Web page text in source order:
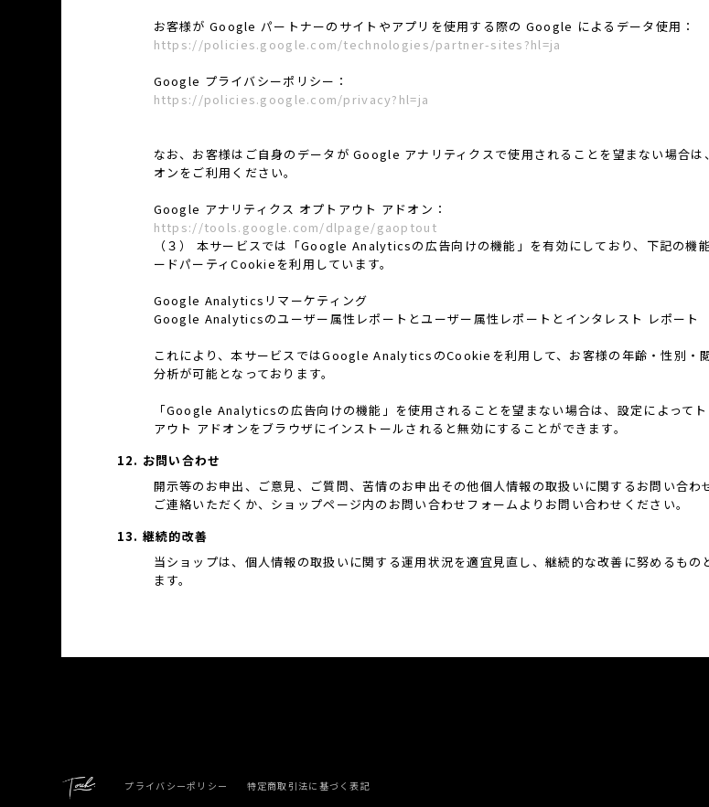
お客様が Google パートナーのサイトやアプリを使用する際の Google によるデータ使用：
https://policies.google.com/technologies/partner-sites?hl=ja
Google プライバシーポリシー：
https://policies.google.com/privacy?hl=ja
なお、お客様はご自身のデータが Google アナリティクスで使用されることを望まない場合
オンをご利用ください。
Google アナリティクス オプトアウト アドオン：
https://tools.google.com/dlpage/gaoptout
（３） 本サービスでは「Google Analyticsの広告向けの機能」を有効にしており、下記の
ードパーティCookieを利用しています。
Google Analyticsリマーケティング
Google Analyticsのユーザー属性レポートとユーザー属性レポートとインタレスト レポート
これにより、本サービスではGoogle AnalyticsのCookieを利用して、お客様の年齢・性別・
分析が可能となっております。
「Google Analyticsの広告向けの機能」を使用されることを望まない場合は、設定によっ
アウト アドオンをブラウザにインストールされると無効にすることができます。
12. お問い合わせ
開示等のお申出、ご意見、ご質問、苦情のお申出その他個人情報の取扱いに関するお問い合
ご連絡いただくか、ショップページ内のお問い合わせフォームよりお問い合わせください。
13. 継続的改善
当ショップは、個人情報の取扱いに関する運用状況を適宜見直し、継続的な改善に努めるも
ます。
プライバシーポリシー 特定商取引法に基づく表記